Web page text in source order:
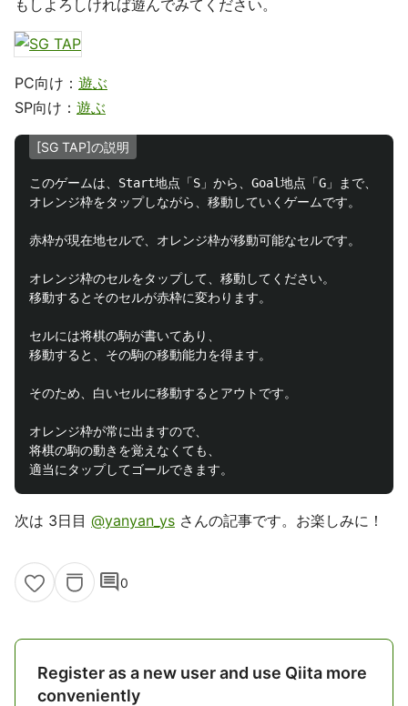
もしよろしければ遊んでみてください。
PC向け： 遊ぶ
SP向け： 遊ぶ
[SG TAP]の説明
このゲームは、Start地点「S」から、Goal地点「G」まで、
オレンジ枠をタップしながら、移動していくゲームです。
赤枠が現在地セルで、オレンジ枠が移動可能なセルです。
オレンジ枠のセルをタップして、移動してください。
移動するとそのセルが赤枠に変わります。
セルには将棋の駒が書いてあり、
移動すると、その駒の移動能力を得ます。
そのため、白いセルに移動するとアウトです。
オレンジ枠が常に出ますので、
将棋の駒の動きを覚えなくても、
次は 3日目 @yanyan_ys さんの記事です。お楽しみに！
comment0
Register as a new user and use Qiita more
conveniently